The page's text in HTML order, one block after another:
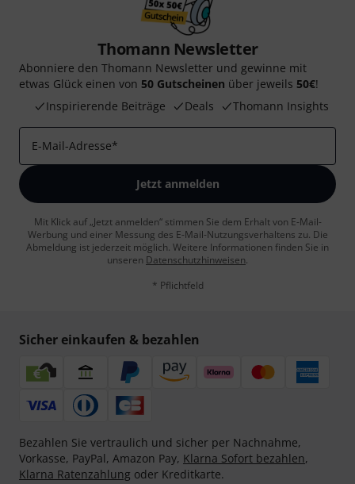
Thomann Newsletter
Abonniere den Thomann Newsletter und gewinne mit
etwas Glück einen von 50 Gutscheinen über jeweils 50€!
Inspirierende Beiträge
Deals Thomann Insights
E-Mail-Adresse*
Jetzt anmelden
Mit Klick auf „Jetzt anmelden“ stimmen Sie dem Erhalt von E-Mail-
Werbung und einer Messung des E-Mail-Nutzungsverhaltens zu. Die
Abmeldung ist jederzeit möglich. Weitere Informationen finden Sie in
unseren Datenschutzhinweisen.
* Pflichtfeld
Sicher einkaufen & bezahlen
Bezahlen Sie vertraulich und sicher per Nachnahme,
Vorkasse, PayPal, Amazon Pay, Klarna Sofort bezahlen,
Klarna Ratenzahlung oder Kreditkarte.